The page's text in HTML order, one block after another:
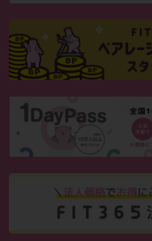
通常月額1,000 円 （税込1,100円）
水素水
500 （税込540円）
タンニングマシン
体組成計
通常月額500円（税込550円）